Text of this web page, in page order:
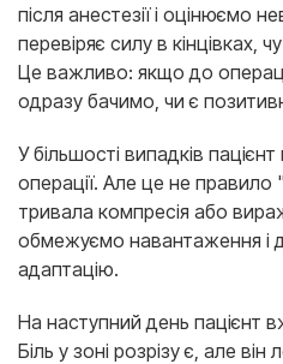
після анестезії і оцінюємо
перевіряє силу в кінцівках,
Це важливо: якщо до
одразу бачимо, чи є
У більшості випадків
операції. Але це не правило
тривала компресія або
обмежуємо навантаження і
адаптацію.
На наступний день пацієнт
Біль у зоні розрізу є, але він